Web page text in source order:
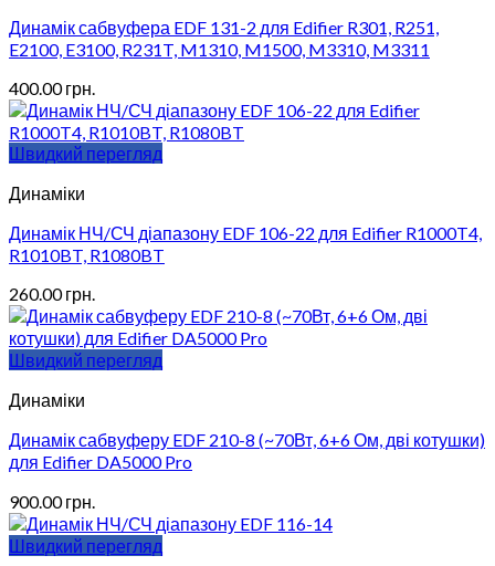
Динамік сабвуфера EDF 131-2 для Edifier R301, R251,
E2100, E3100, R231T, M1310, M1500, M3310, M3311
400.00грн.
Швидкий перегляд
Динаміки
Динамік НЧ/СЧ діапазону EDF 106-22 для Edifier R1000T4,
R1010BT, R1080BT
260.00грн.
Швидкий перегляд
Динаміки
Динамік сабвуферу EDF 210-8 (~70Вт, 6+6 Ом, дві котушки)
для Edifier DA5000 Pro
900.00грн.
Швидкий перегляд